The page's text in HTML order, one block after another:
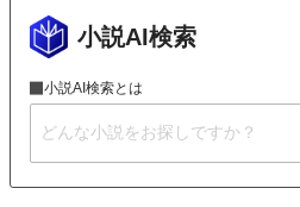
小説AI検索
小説AI検索とは